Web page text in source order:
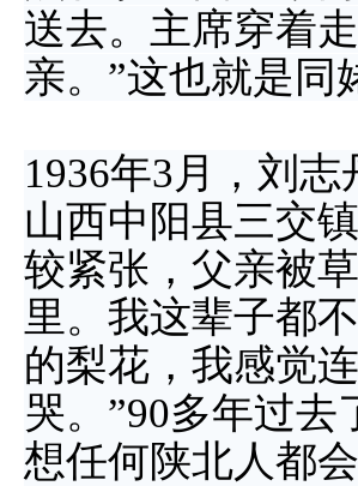
送去。主席穿着
亲。”这也就是同
1936年3月，刘
山西中阳县三交
较紧张，父亲被
里。我这辈子都
的梨花，我感觉
哭。”90多年过
想任何陕北人都